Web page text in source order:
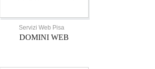
Servizi Web Pisa
DOMINI WEB